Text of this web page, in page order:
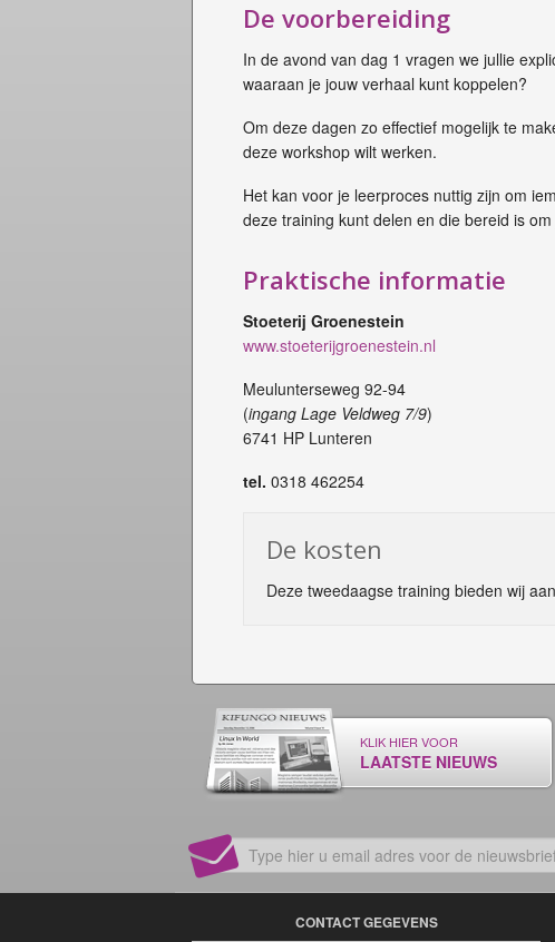
De voorbereiding
In de avond van dag 1 vragen we jullie
waaraan je jouw verhaal kunt koppelen?
Om deze dagen zo effectief mogelijk te
deze workshop wilt werken.
Het kan voor je leerproces nuttig zijn om
deze training kunt delen en die bereid is
Praktische informatie
Stoeterij Groenestein
www.stoeterijgroenestein.nl
Meulunterseweg 92-94
(ingang Lage Veldweg 7/9)
6741 HP Lunteren
tel. 0318 462254
De kosten
Deze tweedaagse training bieden wij
KLIK HIER VOOR
LAATSTE NIEUWS
CONTACT GEGEVENS